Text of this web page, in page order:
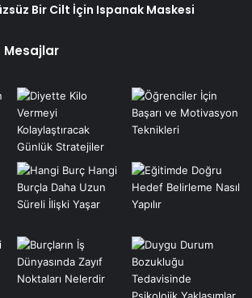
Bir Cilt İçin Ispanak Maskesi
Mesajlar